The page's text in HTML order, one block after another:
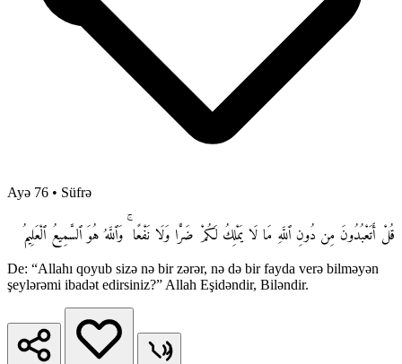
Ayə 76 • Süfrə
قُلْ أَتَعْبُدُونَ مِن دُونِ ٱللَّهِ مَا لَا يَمْلِكُ لَكُمْ ضَرًّا وَلَا نَفْعًا ۚ وَٱللَّهُ هُوَ ٱلسَّمِيعُ ٱلْعَلِيمُ
De: “Allahı qoyub sizə nə bir zərər, nə də bir fayda verə bilməyən
şeylərəmi ibadət edirsiniz?” Allah Eşidəndir, Biləndir.